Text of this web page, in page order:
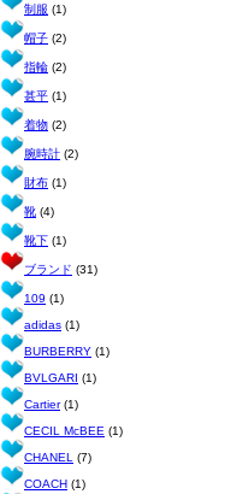
制服 (1)
帽子 (2)
指輪 (2)
甚平 (1)
着物 (2)
腕時計 (2)
財布 (1)
靴 (4)
靴下 (1)
ブランド (31)
109 (1)
adidas (1)
BURBERRY (1)
BVLGARI (1)
Cartier(1)
CECIL McBEE (1)
CHANEL
(7)
COACH (1)